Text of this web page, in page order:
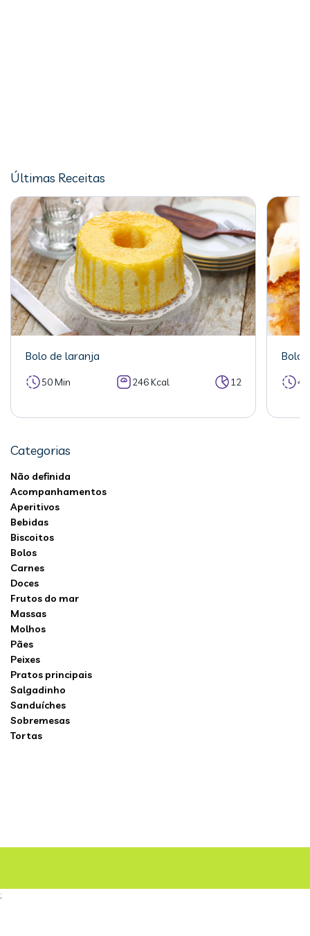
Últimas Receitas
Bolo de laranja
50 Min 246 Kcal 12
Bolo
Categorias
Não definida
Acompanhamentos
Aperitivos
Bebidas
Biscoitos
Bolos
Carnes
Doces
Frutos do mar
Massas
Molhos
Pães
Peixes
Pratos principais
Salgadinho
Sanduíches
Sobremesas
Tortas
;